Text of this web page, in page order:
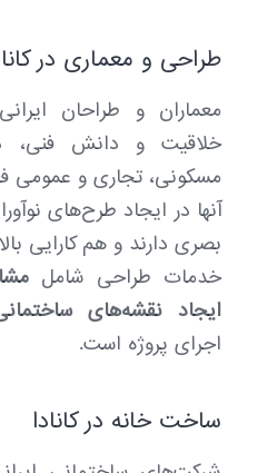
t
i
o
n
طراحی و معماری در
معماران و طراحان
خلاقیت و دانش فنی،
مسکونی، تجاری و عمومی
آنها در ایجاد طرح‌های
بصری دارند و هم کارایی
خدمات طراحی شامل
ایجاد نقشه‌های
اجرای پروژه است.
ساخت خانه در کانادا